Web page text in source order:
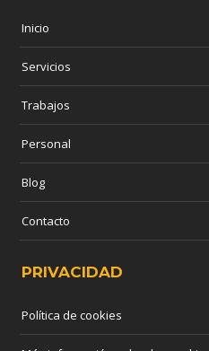
Inicio
Servicios
Trabajos
Personal
Blog
Contacto
PRIVACIDAD
Política de cookies